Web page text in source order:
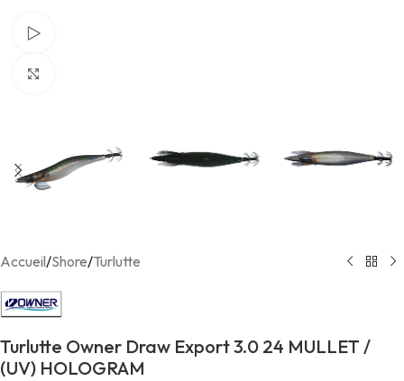
Accueil/Shore/Turlutte
Turlutte Owner Draw Export 3.0 24 MULLET /
(UV) HOLOGRAM